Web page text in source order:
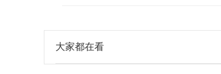
大家都在看